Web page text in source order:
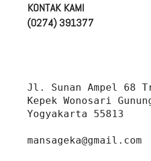
KONTAK KAMI
(0274) 391377
Jl. Sunan Ampel 68
Kepek Wonosari
Yogyakarta 55813
mansageka@gmail.com